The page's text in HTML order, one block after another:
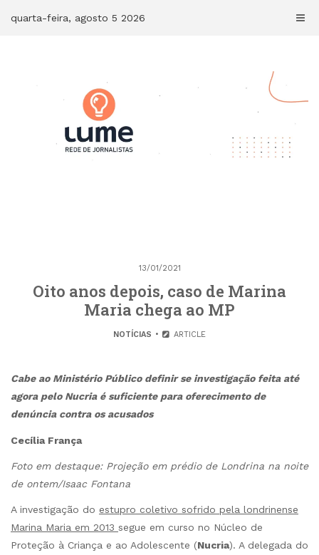
quarta-feira, agosto 5 2026
13/01/2021
Oito anos depois, caso de Marina
Maria chega ao MP
NOTÍCIAS ARTICLE
Cabe ao Ministério Público definir se investigação feita até
agora pelo Nucria é suficiente para oferecimento de
denúncia contra os acusados
Cecília França
Foto em destaque: Projeção em prédio de Londrina na noite
de ontem/Isaac Fontana
A investigação do estupro coletivo sofrido pela londrinense
Marina Maria em 2013 segue em curso no Núcleo de
Proteção à Criança e ao Adolescente (Nucria). A delegada do